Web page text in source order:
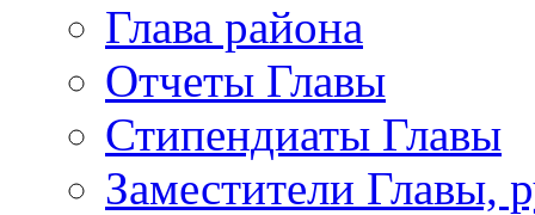
Глава района
Отчеты Главы
Стипендиаты Главы
Заместители Главы,